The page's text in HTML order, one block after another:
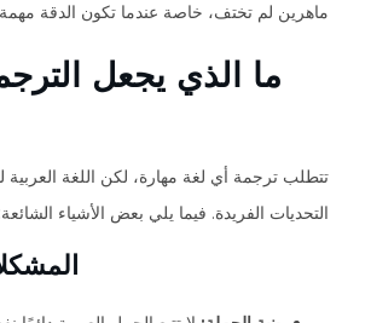
ماهرين لم تختف، خاصة عندما تكون الدقة
ما الذي يجعل
تتطلب ترجمة أي لغة مهارة، لكن اللغة
التحديات الفريدة. فيما يلي بعض الأشياء الشائعة: